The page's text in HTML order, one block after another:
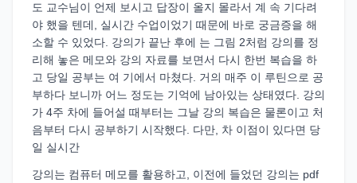
도 교수님이 언제 보시고 답장이 올지 몰라서 계 속 기다려
야 했을 텐데, 실시간 수업이었기 때문에 바로 궁금증을 해
소할 수 있었다. 강의가 끝난 후에 는 그림 2처럼 강의를 정
리해 놓은 메모와 강의 자료를 보면서 다시 한번 복습을 하
고 당일 공부는 여 기에서 마쳤다. 거의 매주 이 루틴으로 공
부하다 보니까 어느 정도는 기억에 남아있는 상태였다. 강의
가 4주 차에 들어설 때부터는 그날 강의 복습은 물론이고 처
음부터 다시 공부하기 시작했다. 다만, 차 이점이 있다면 당
일 실시간
강의는 컴퓨터 메모를 활용하고, 이전에 들었던 강의는 pdf